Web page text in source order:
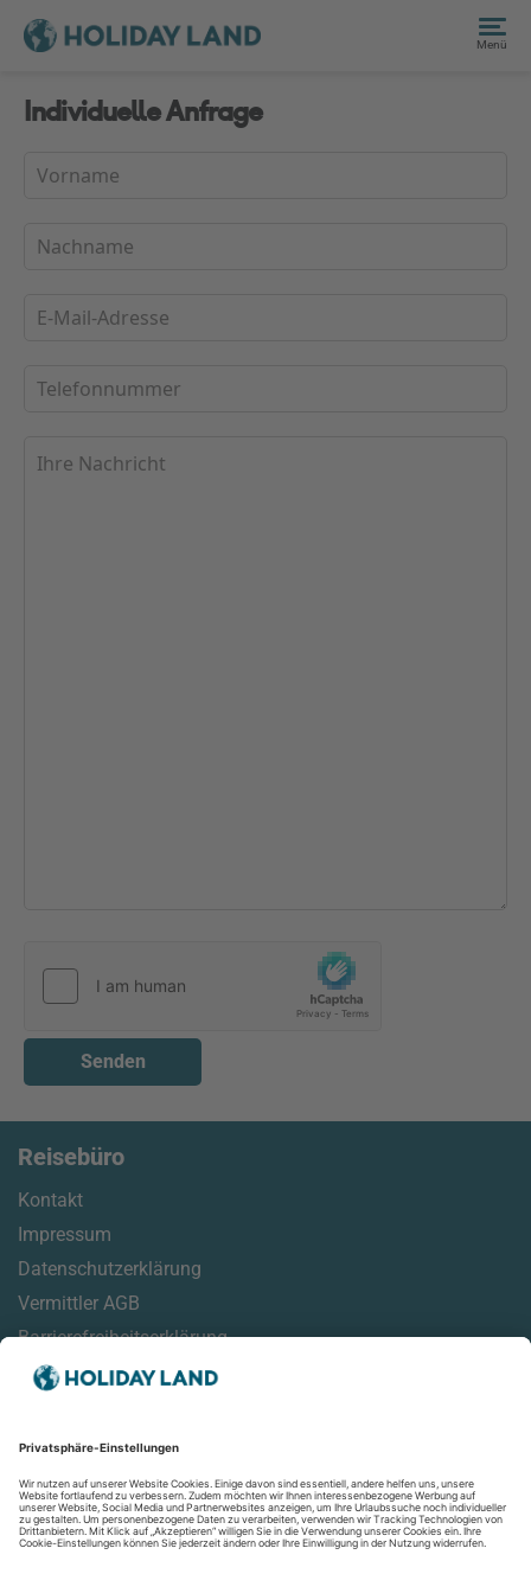
Menü
Individuelle Anfrage
Senden
Reisebüro
Kontakt
Impressum
Datenschutzerklärung
Vermittler AGB
Barrierefreiheitserklärung
Reisemonitor
Online Check-In Informationen
Reisehinweise